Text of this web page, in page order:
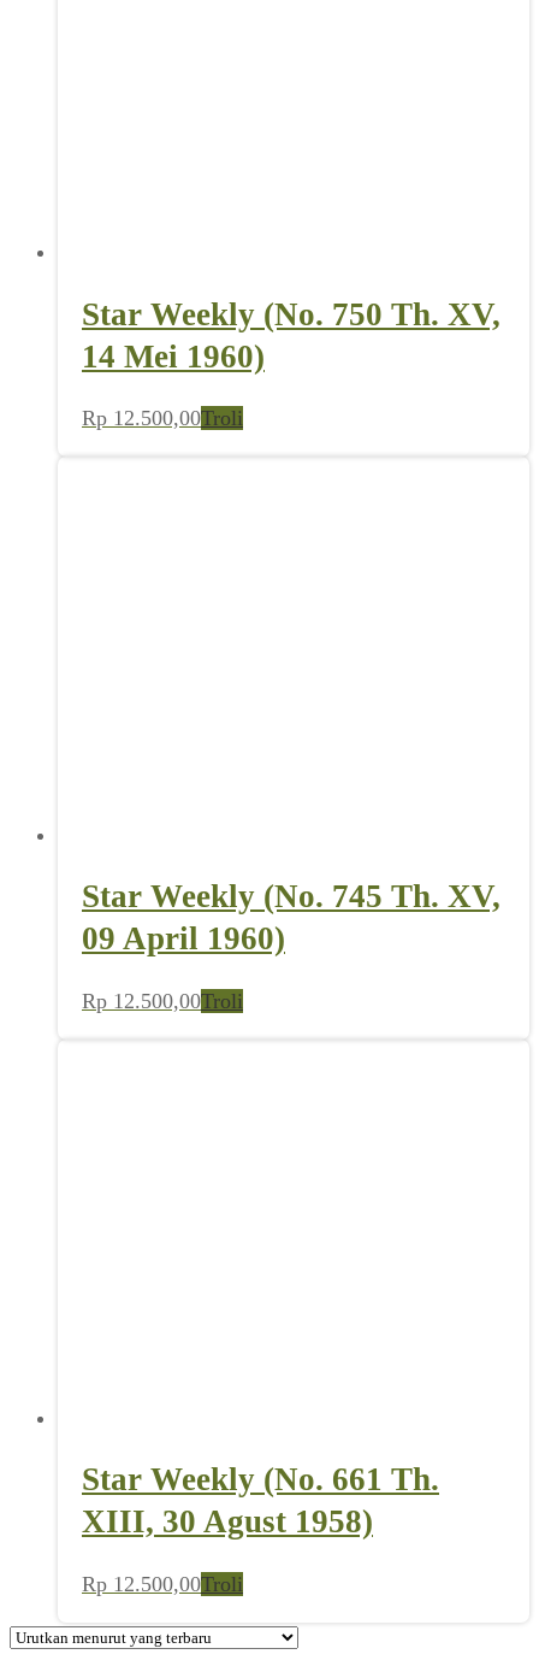
Star Weekly (No. 750 Th. XV,
14 Mei 1960)
Rp 12.500,00Troli
Star Weekly (No. 745 Th. XV,
09 April 1960)
Rp 12.500,00Troli
Star Weekly (No. 661 Th.
XIII, 30 Agust 1958)
Rp 12.500,00Troli